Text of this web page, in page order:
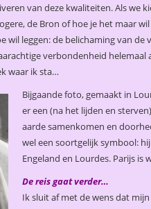
van deze kwaliteiten. Als we
de Bron of hoe je het maar
wil leggen: de belichaming van
verbondenheid helemaal
waar ik sta…
Bijgaande foto, gemaakt in
er een (na het lijden en
aarde samenkomen en
wel een soortgelijk symbool:
Engeland en Lourdes. Parijs is
De reis gaat verder…
Ik sluit af met de wens dat